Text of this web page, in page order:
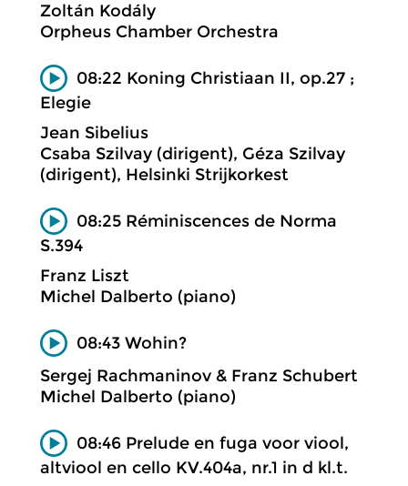
Zoltán Kodály
Orpheus Chamber Orchestra
08:22 Koning Christiaan II, op.27 ;
Elegie
Jean Sibelius
Csaba Szilvay (dirigent), Géza Szilvay
(dirigent), Helsinki Strijkorkest
08:25 Réminiscences de Norma
S.394
Franz Liszt
Michel Dalberto (piano)
08:43 Wohin?
Sergej Rachmaninov & Franz Schubert
Michel Dalberto (piano)
08:46 Prelude en fuga voor viool,
altviool en cello KV.404a, nr.1 in d kl.t.